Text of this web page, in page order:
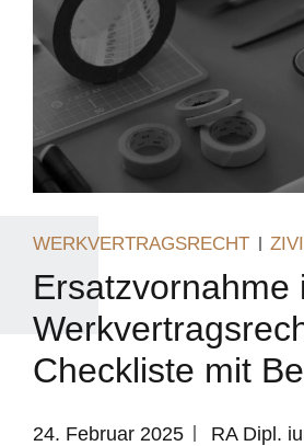
WERKVERTRAGSRECHT
Ersatzvornahme
Checkliste mit
24. Februar 2025
RA Dipl.